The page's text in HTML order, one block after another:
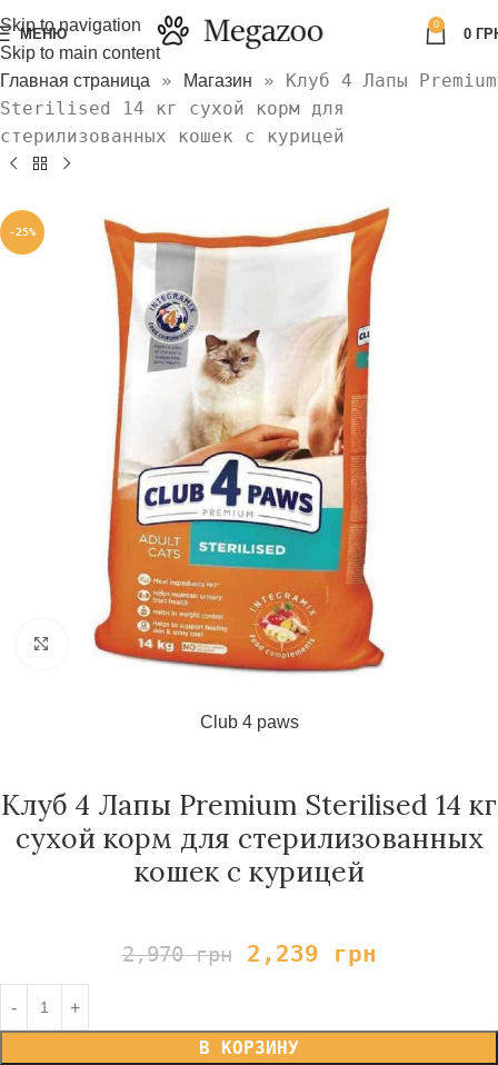
Skip to navigation
Skip to main content
МЕНЮ
0
0
Главная страница » Магазин » Клуб 4 Лапы Premium
Sterilised 14 кг сухой корм для
стерилизованных кошек с курицей
-25%
Нажмите, чтобы увеличить
Club 4 paws
Клуб 4 Лапы Premium Sterilised 14 кг
сухой корм для стерилизованных
кошек с курицей
2,970грн 2,239 грн
В КОРЗИНУ